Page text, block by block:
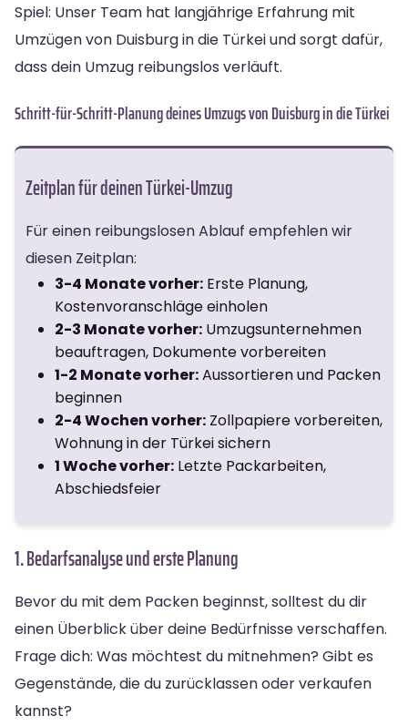
Spiel: Unser Team hat langjährige Erfahrung mit
Umzügen von Duisburg in die Türkei und sorgt dafür,
dass dein Umzug reibungslos verläuft.
Schritt-für-Schritt-Planung deines Umzugs von Duisburg in die Türkei
Zeitplan für deinen Türkei-Umzug
Für einen reibungslosen Ablauf empfehlen wir
diesen Zeitplan:
3-4 Monate vorher: Erste Planung,
Kostenvoranschläge einholen
2-3 Monate vorher: Umzugsunternehmen
beauftragen, Dokumente vorbereiten
1-2 Monate vorher:Aussortieren und Packen
beginnen
2-4 Wochen vorher: Zollpapiere vorbereiten,
Wohnung in der Türkei sichern
1 Woche vorher: Letzte Packarbeiten,
Abschiedsfeier
1. Bedarfsanalyse und erste Planung
Bevor du mit dem Packen beginnst, solltest du dir
einen Überblick über deine Bedürfnisse verschaffen.
Frage dich: Was möchtest du mitnehmen? Gibt es
Gegenstände, die du zurücklassen oder verkaufen
kannst?